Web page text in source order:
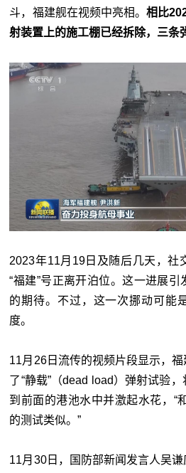
斗，福建舰在视频中亮相。 相比
射装置上的施工棚已经拆除，三条
2023年11月19日及随后几天，社
“福建”号正离开泊位。这一进展
的期待。不过，这一次挪动可能
度。
11月26日流传的视频片段显示，
了“静载”（dead load）弹射试验
到前面的港池水中并激起水花，“
的测试类似。”
11月30日，国防部新闻发言人吴